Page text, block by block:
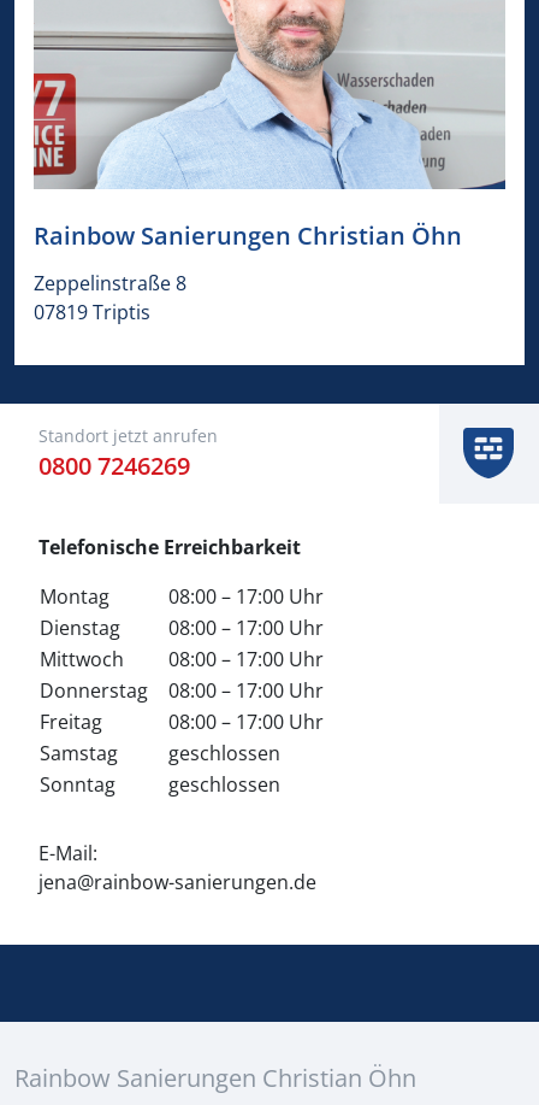
Rainbow Sanierungen Christian Öhn
​​Zeppelinstraße 8​
​​07819​ ​​Triptis​
Standort jetzt anrufen
0800 7246269
Telefonische Erreichbarkeit
Montag
08:00 – 17:00 Uhr
Dienstag
08:00 – 17:00 Uhr
Mittwoch
08:00 – 17:00 Uhr
Donnerstag
08:00 – 17:00 Uhr
Freitag
08:00 – 17:00 Uhr
Samstag
geschlossen
Sonntag
geschlossen
E-Mail:
jena@rainbow-sanierungen.de
Rainbow Sanierungen Christian Öhn